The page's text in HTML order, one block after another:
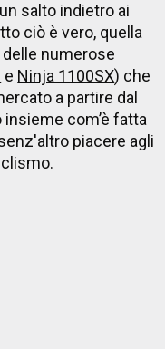
salto indietro ai
ciò è vero, quella
delle numerose
e Ninja 1100SX) che
a partire dal
insieme com’è fatta
piacere agli